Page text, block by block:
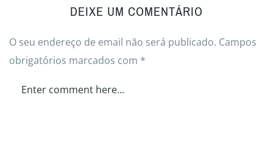
DEIXE UM COMENTÁRIO
O seu endereço de email não será publicado. Campos
obrigatórios marcados com *